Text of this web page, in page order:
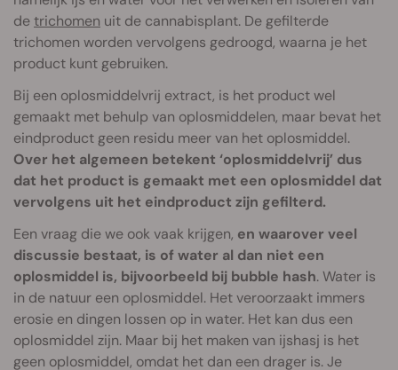
detrichomen uit de cannabisplant. De gefilterde
trichomen worden vervolgens gedroogd, waarna je het
product kunt gebruiken.
Bij een oplosmiddelvrij extract, is het product wel
gemaakt met behulp van oplosmiddelen, maar bevat het
eindproduct geen residu meer van het oplosmiddel.
Over het algemeen betekent ‘oplosmiddelvrij’ dus
dat het product is gemaakt met een oplosmiddel dat
vervolgens uit het eindproduct zijn gefilterd.
Een vraag die we ook vaak krijgen, en waarover veel
discussie bestaat, is of water al dan niet een
oplosmiddel is, bijvoorbeeld bij bubble hash. Water is
in de natuur een oplosmiddel. Het veroorzaakt immers
erosie en dingen lossen op in water. Het kan dus een
oplosmiddel zijn. Maar bij het maken van ijshasj is het
geen oplosmiddel, omdat het dan een drager is. Je